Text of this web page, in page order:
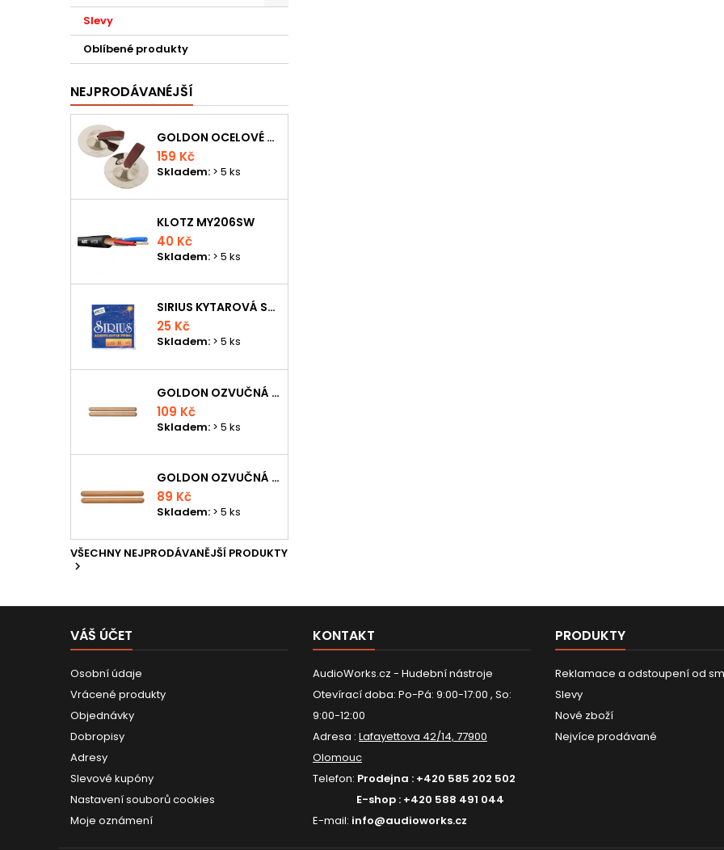
Slevy
Oblíbené produkty
NEJPRODÁVANÉJŠÍ
GOLDON OCELOVÉ PRSTOVÉ ČINELKY
159 Kč
Skladem: > 5 ks
KLOTZ MY206SW
40 Kč
Skladem: > 5 ks
SIRIUS KYTAROVÁ STRUNA
25 Kč
Skladem: > 5 ks
GOLDON OZVUČNÁ DŘÍVKA 18 X 200MM
109 Kč
Skladem: > 5 ks
GOLDON OZVUČNÁ DŘÍVKA 15 X 150MM
89 Kč
Skladem: > 5 ks
VŠECHNY NEJPRODÁVANĚJŠÍ PRODUKTY

VÁŠ ÚČET
Osobní údaje
Vrácené produkty
Objednávky
Dobropisy
Adresy
Slevové kupóny
Nastavení souborů cookies
Moje oznámení
KONTAKT
AudioWorks.cz - Hudební nástroje
Otevírací doba: Po-Pá: 9:00-17:00 , So:
9:00-12:00
Adresa : Lafayettova 42/14, 77900
Olomouc
Telefon: Prodejna : +420 585 202 502
E-shop : +420 588 491 044
E-mail: info@audioworks.cz
PRODUKTY
Reklamace a odstoupení od
Slevy
Nové zboží
Nejvíce prodávané